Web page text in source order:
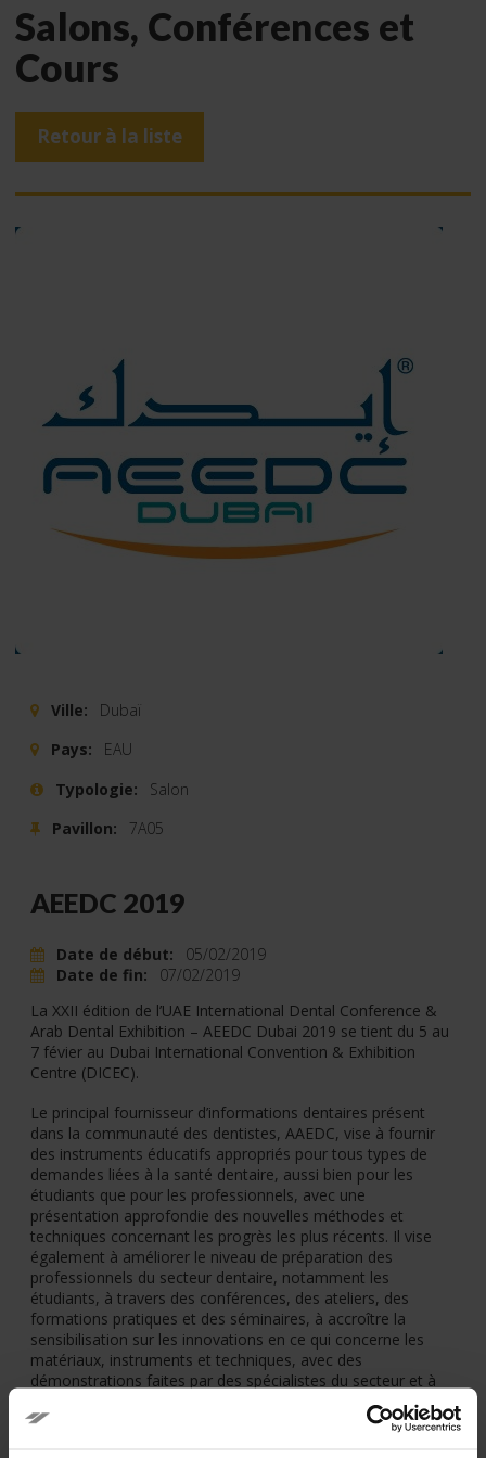
Salons, Conférences et
Cours
Retour à la liste
Ville:
Dubaï
Pays:
EAU
Typologie:
Salon
Pavillon:
7A05
AEEDC 2019
Date de début:
05/02/2019
Date de fin:
07/02/2019
La XXII édition de l’UAE International Dental Conference &
Arab Dental Exhibition – AEEDC Dubai 2019 se tient du 5 au
7 févier au Dubai International Convention & Exhibition
Centre (DICEC).
Le principal fournisseur d’informations dentaires présent
dans la communauté des dentistes, AAEDC, vise à fournir
des instruments éducatifs appropriés pour tous types de
demandes liées à la santé dentaire, aussi bien pour les
étudiants que pour les professionnels, avec une
présentation approfondie des nouvelles méthodes et
techniques concernant les progrès les plus récents. Il vise
également à améliorer le niveau de préparation des
professionnels du secteur dentaire, notamment les
étudiants, à travers des conférences, des ateliers, des
formations pratiques et des séminaires, à accroître la
sensibilisation sur les innovations en ce qui concerne les
matériaux, instruments et techniques, avec des
démonstrations faites par des spécialistes du secteur et à
améliorer l’information, la méthodologie et la stratégie
relative à la gestion des cliniques.